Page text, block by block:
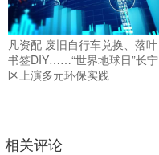
凡资配 废旧自行车兑换、落叶
书签DIY……“世界地球日”长宁
区上演多元环保实践
相关评论